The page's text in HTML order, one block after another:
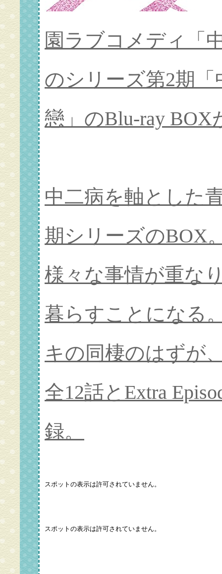
園ラブコメディ「
のシリーズ第2期
戀」のBlu-ray BOX
中二病を軸とした
期シリーズのBOX
様々な事情が重な
暮らすことになる
キの同棲のはずが
全12話とExtra
録。